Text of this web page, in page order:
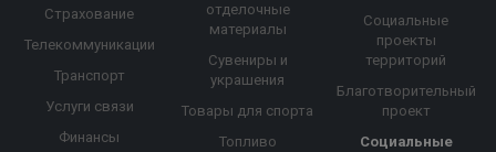
Страхование
Телекоммуникации
Транспорт
Услуги связи
Финансы
отделочные
материалы
Сувениры и
украшения
Товары для спорта
Топливо
Социальные
проекты
территорий
Благотворительный
проект
Социальные